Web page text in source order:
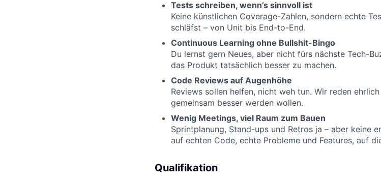
Tests schreiben, wenn’s sinnvoll ist
Keine künstlichen Coverage-Zahlen, sondern echte
schläfst – von Unit bis End-to-End.
Continuous Learning ohne Bullshit-Bingo
Du lernst gern Neues, aber nicht fürs nächste Tech-
das Produkt tatsächlich besser zu machen.
Code Reviews auf Augenhöhe
Reviews sollen helfen, nicht weh tun. Wir reden
gemeinsam besser werden wollen.
Wenig Meetings, viel Raum zum Bauen
Sprintplanung, Stand-ups und Retros ja – aber keine
auf echten Code, echte Probleme und Features, auf
Qualifikation